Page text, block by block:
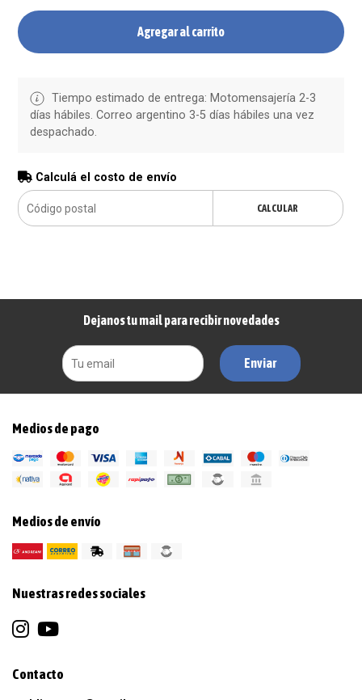
Agregar al carrito
Tiempo estimado de entrega: Motomensajería 2-3
días hábiles. Correo argentino 3-5 días hábiles una vez
despachado.
Calculá el costo de envío
CALCULAR
Dejanos tu mail para recibir novedades
Enviar
Medios de pago
Medios de envío
Nuestras redes sociales
Contacto